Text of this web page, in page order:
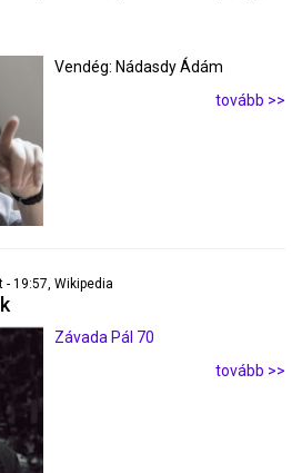
Vendég: Nádasdy Ádám
tovább >>
19:57, Wikipedia
Závada Pál 70
tovább >>